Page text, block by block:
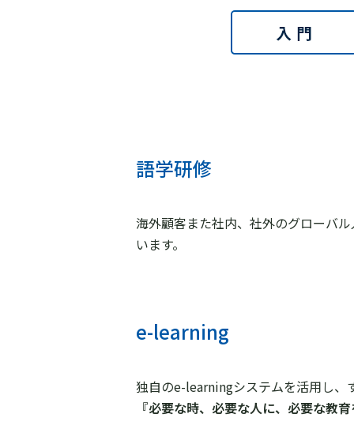
語学研修
海外顧客また社内、社外のグローバ
います。
e-learning
独自のe-learningシステムを活用し、
『必要な時、必要な人に、必要な教